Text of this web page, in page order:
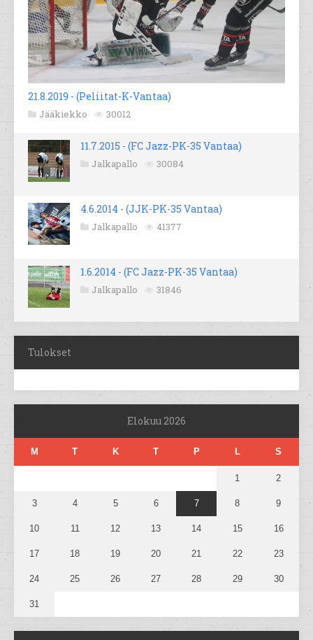
21.8.2019 - (Peliitat-K-Vantaa)
Jääkiekko 30012
11.7.2015 - (FC Jazz-PK-35 Vantaa)
Jalkapallo 30084
4.6.2014 - (JJK-PK-35 Vantaa)
Jalkapallo 41377
1.6.2014 - (FC Jazz-PK-35 Vantaa)
Jalkapallo 31846
Tulokset
Elokuu 2026
M T K T P L S
1 2
3 4 5 6 7 8 9
10 11 12 13 14 15 16
17 18 19 20 21 22 23
24 25 26 27 28 29 30
31